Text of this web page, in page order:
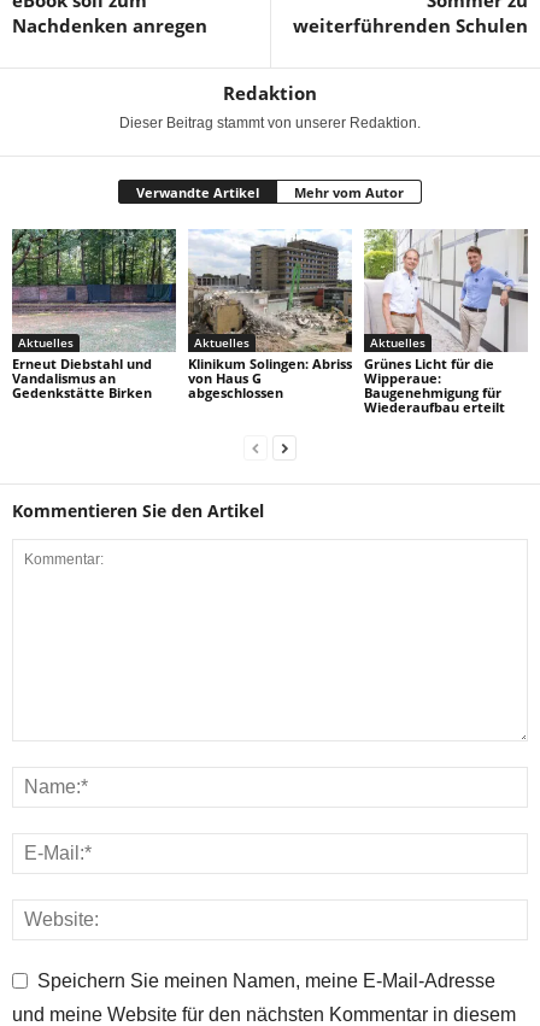
Nachdenken anregen
weiterführenden Schulen
Redaktion
Dieser Beitrag stammt von unserer Redaktion.
Verwandte Artikel Mehr vom Autor
Aktuelles
Erneut Diebstahl und
Vandalismus an
Gedenkstätte Birken
Aktuelles
Klinikum Solingen: Abriss
von Haus G
abgeschlossen
Aktuelles
Grünes Licht für die
Wipperaue:
Baugenehmigung für
Wiederaufbau erteilt
Kommentieren Sie den Artikel
Speichern Sie meinen Namen, meine E-Mail-Adresse
und meine Website für den nächsten Kommentar in diesem